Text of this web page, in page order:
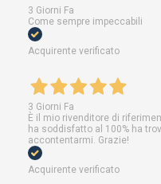
3 Giorni Fa
Come sempre impeccabili
Acquirente verificato
3 Giorni Fa
È il mio rivenditore di
ha soddisfatto al 100% ha
accontentarmi. Grazie!
Acquirente verificato